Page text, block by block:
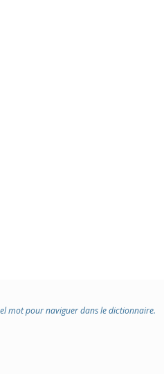
mot pour naviguer dans le dictionnaire.